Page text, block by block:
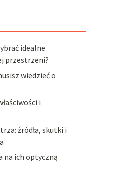
idealne
przestrzeni?
wiedzieć o
i
źródła, skutki i
na ich optyczną